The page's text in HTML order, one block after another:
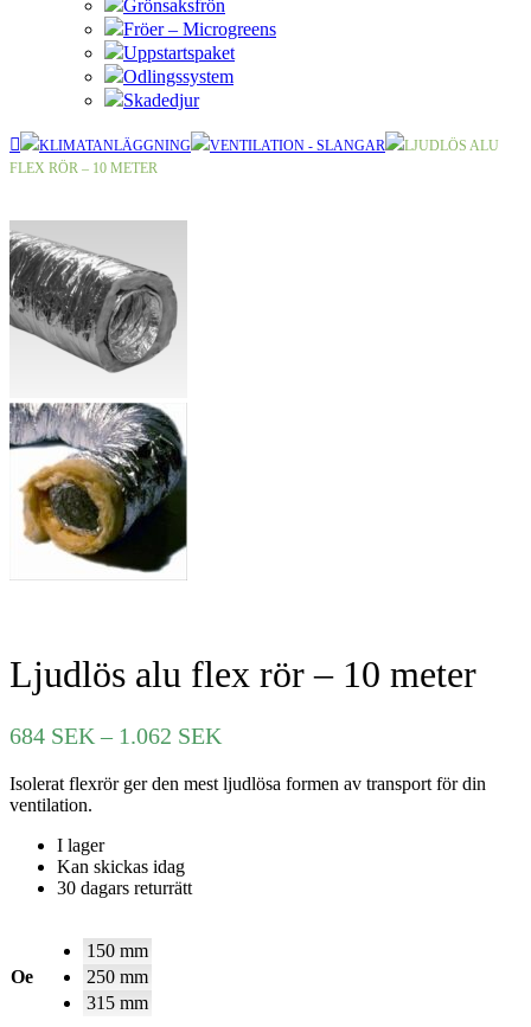
Grönsaksfrön
Fröer – Microgreens
Uppstartspaket
Odlingssystem
Skadedjur
KLIMATANLÄGGNING VENTILATION - SLANGAR
LJUDLÖS ALU
FLEX RÖR – 10 METER
Ljudlös alu flex rör – 10 meter
684 SEK – 1.062 SEK
till
Isolerat flexrör ger den mest ljudlösa formen av transport för din
ventilation.
I lager
Kan skickas idag
30 dagars returrätt
Oe
150 mm
250 mm
315 mm